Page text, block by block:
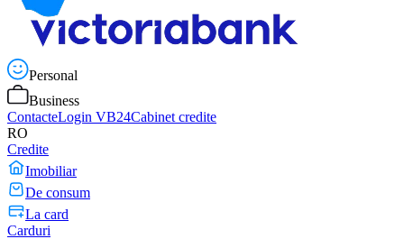
Personal
Business
ContacteLogin VB24Cabinet credite
RO
Credite
Imobiliar
De consum
La card
Carduri